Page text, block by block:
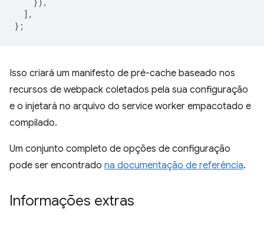
],
};
Isso criará um manifesto de pré-cache baseado nos
recursos de webpack coletados pela sua configuração
e o injetará no arquivo do service worker empacotado e
compilado.
Um conjunto completo de opções de configuração
pode ser encontrado na documentação de referência.
Informações extras